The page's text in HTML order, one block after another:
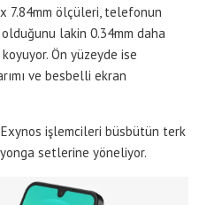
7.84mm ölçüleri, telefonun
lakin 0.34mm daha
Ön yüzeyde ise
ve besbelli ekran
işlemcileri büsbütün terk
setlerine yöneliyor.